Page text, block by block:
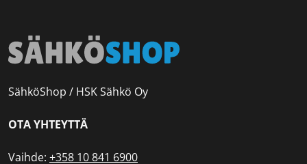
SähköShop / HSK Sähkö Oy
OTA YHTEYTTÄ
Vaihde: +358 10 841 6900